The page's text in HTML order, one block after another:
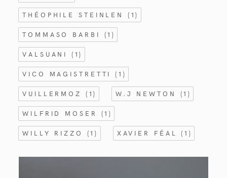
THÉOPHILE STEINLEN(1)
TOMMASO BARBI (1)
VALSUANI(1)
VICO MAGISTRETTI(1)
VUILLERMOZ (1) W.J NEWTON (1)
WILFRID MOSER (1)
WILLY RIZZO (1) XAVIER FÉAL(1)